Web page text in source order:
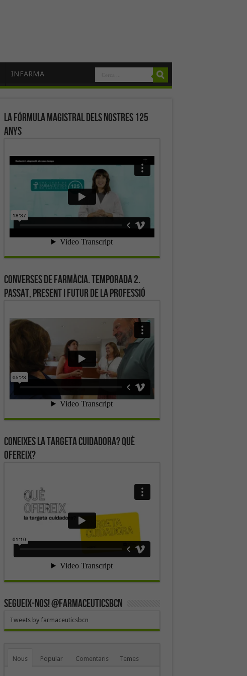
INFARMA
La fórmula magistral dels nostres 125
anys
Converses de farmàcia. Temporada 2.
Passat, present i futur de la professió
Coneixes la targeta cuidadora? Què
ofereix?
SEGUEIX-NOS! @farmaceuticsbcn
Tweets by farmaceuticsbcn
Nous Popular Comentaris Temes